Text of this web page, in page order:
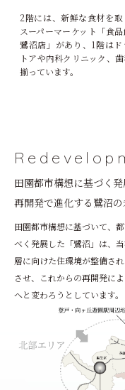
2階には、新鮮な食材を取
スーパーマーケット「食
鷺沼店」があり、1階はド
トアや内科クリニック、
揃っています。
田園都市構想に基づく発
再開発で進化する鷺沼の
田園都市構想に基づいて、
べく発展した「鷺沼」は、
層に向けた住環境が整備さ
させ、これからの再開発に
へと変わろうとしています。